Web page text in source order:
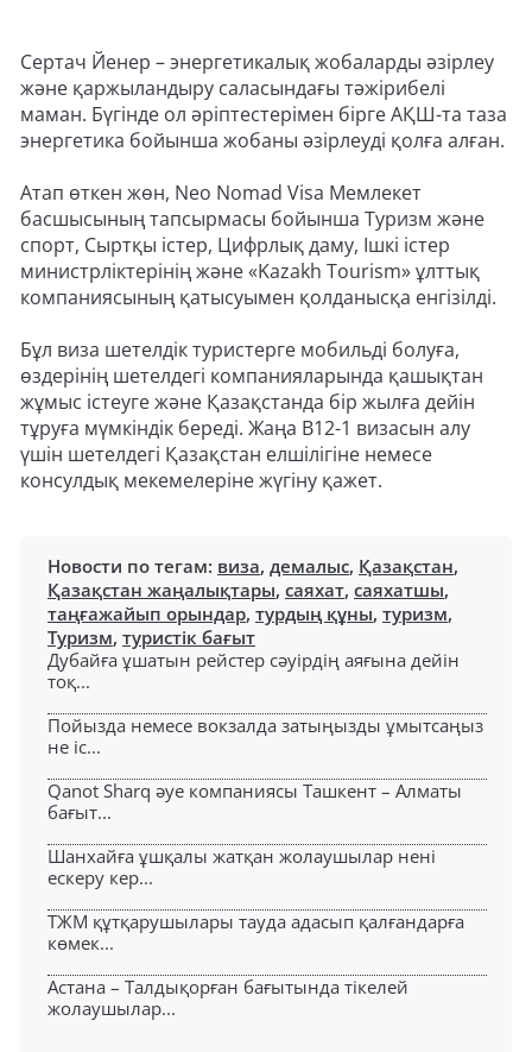
Сертач Йенер – энергетикалық жобаларды әзірлеу
және қаржыландыру саласындағы тәжірибелі
маман. Бүгінде ол әріптестерімен бірге АҚШ-та таза
энергетика бойынша жобаны әзірлеуді қолға алған.
Атап өткен жөн, Neo Nomad Visa Мемлекет
басшысының тапсырмасы бойынша Туризм және
спорт, Сыртқы істер, Цифрлық даму, Ішкі істер
министрліктерінің және «Kazakh Tourism» ұлттық
компаниясының қатысуымен қолданысқа енгізілді.
Бұл виза шетелдік туристерге мобильді болуға,
өздерінің шетелдегі компанияларында қашықтан
жұмыс істеуге және Қазақстанда бір жылға дейін
тұруға мүмкіндік береді. Жаңа В12-1 визасын алу
үшін шетелдегі Қазақстан елшілігіне немесе
консулдық мекемелеріне жүгіну қажет.
Новости по тегам: виза, демалыс, Қазақстан,
Қазақстан жаңалықтары, саяхат, саяхатшы,
таңғажайып орындар, турдың құны, туризм,
Туризм, туристік бағыт
Дубайға ұшатын рейстер сәуірдің аяғына дейін
тоқ...
Пойызда немесе вокзалда затыңызды ұмытсаңыз
не іс...
Qanot Sharq әуе компаниясы Ташкент – Алматы
бағыт...
Шанхайға ұшқалы жатқан жолаушылар нені
ескеру кер...
ТЖМ құтқарушылары тауда адасып қалғандарға
көмек...
Астана – Талдықорған бағытында тікелей
жолаушылар...